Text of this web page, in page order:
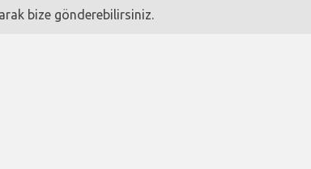
bize gönderebilirsiniz.